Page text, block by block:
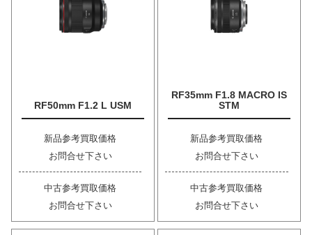
RF50mm F1.2 L USM
新品参考買取価格
お問合せ下さい
中古参考買取価格
お問合せ下さい
RF35mm F1.8 MACRO IS
STM
新品参考買取価格
お問合せ下さい
中古参考買取価格
お問合せ下さい